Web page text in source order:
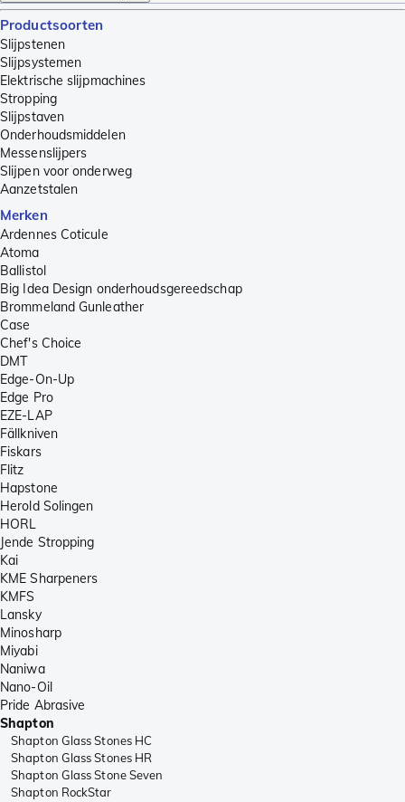
Productsoorten
Slijpstenen
Slijpsystemen
Elektrische slijpmachines
Stropping
Slijpstaven
Onderhoudsmiddelen
Messenslijpers
Slijpen voor onderweg
Aanzetstalen
Merken
Ardennes Coticule
Atoma
Ballistol
Big Idea Design onderhoudsgereedschap
Brommeland Gunleather
Case
Chef's Choice
DMT
Edge-On-Up
Edge Pro
EZE-LAP
Fällkniven
Fiskars
Flitz
Hapstone
Herold Solingen
HORL
Jende Stropping
Kai
KME Sharpeners
KMFS
Lansky
Minosharp
Miyabi
Naniwa
Nano-Oil
Pride Abrasive
Shapton
Shapton Glass Stones HC
Shapton Glass Stones HR
Shapton Glass Stone Seven
Shapton RockStar